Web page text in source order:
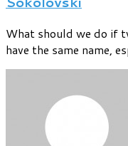
What should we do if
have the same name,